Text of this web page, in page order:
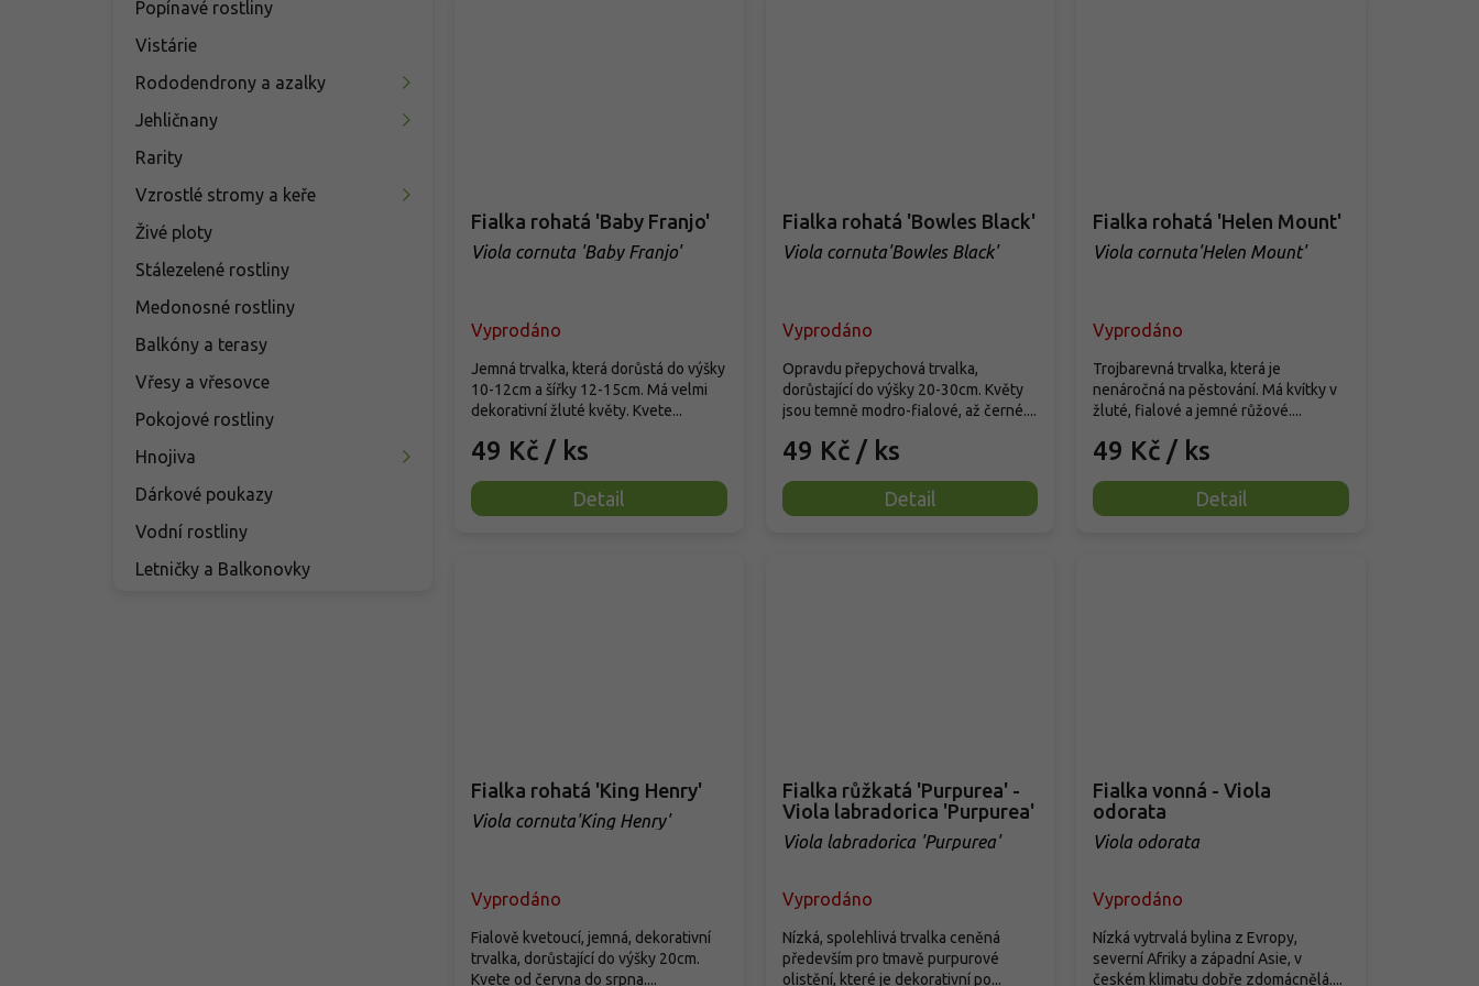
Popínavé rostliny
Vistárie
Rododendrony a azalky
Jehličnany
Rarity
Vzrostlé stromy a keře
Živé ploty
Stálezelené rostliny
Medonosné rostliny
Balkóny a terasy
Vřesy a vřesovce
Pokojové rostliny
Hnojiva
Dárkové poukazy
Vodní rostliny
Letničky a Balkonovky
Fialka rohatá 'Baby Franjo'
Viola cornuta 'Baby Franjo'
Vyprodáno
49 Kč / ks
Detail
Jemná trvalka, která dorůstá do výšky
10-12cm a šířky 12-15cm. Má velmi
dekorativní žluté květy. Kvete...
Fialka rohatá 'Bowles Black'
Viola cornuta'Bowles Black'
Vyprodáno
49 Kč / ks
Detail
Opravdu přepychová trvalka,
dorůstající do výšky 20-30cm. Květy
jsou temně modro-fialové, až černé....
Fialka rohatá 'Helen Mount'
Viola cornuta'Helen Mount'
Vyprodáno
49 Kč / ks
Detail
Trojbarevná trvalka, která je
nenáročná na pěstování. Má kvítky v
žluté, fialové a jemné růžové....
Fialka rohatá 'King Henry'
Viola cornuta'King Henry'
Vyprodáno
Fialově kvetoucí, jemná, dekorativní
trvalka, dorůstající do výšky 20cm.
Kvete od června do srpna....
Fialka růžkatá 'Purpurea' -
Viola labradorica 'Purpurea'
Viola labradorica 'Purpurea'
Vyprodáno
Nízká, spolehlivá trvalka ceněná
především pro tmavě purpurové
olistění, které je dekorativní po...
Fialka vonná - Viola
odorata
Viola odorata
Vyprodáno
Nízká vytrvalá bylina z Evropy,
severní Afriky a západní Asie, v
českém klimatu dobře zdomácnělá....